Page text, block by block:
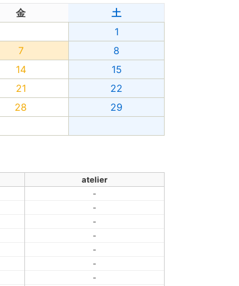
金
土
1
7
8
14
15
21
22
28
29
atelier
-
-
-
-
-
-
-